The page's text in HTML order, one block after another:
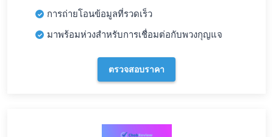
การถ่ายโอนข้อมูลที่รวดเร็ว
มาพร้อมห่วงสำหรับการเชื่อมต่อกับพวงกุญแจ
ตรวจสอบราคา